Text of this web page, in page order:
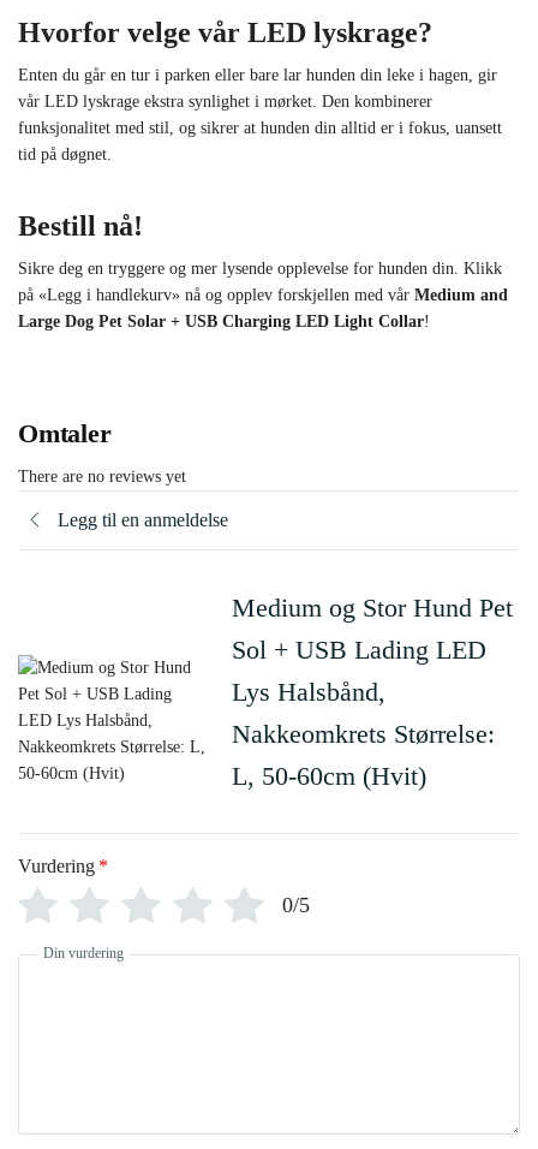
Hvorfor velge vår LED lyskrage?
Enten du går en tur i parken eller bare lar hunden din leke i hagen, gir
vår LED lyskrage ekstra synlighet i mørket. Den kombinerer
funksjonalitet med stil, og sikrer at hunden din alltid er i fokus, uansett
tid på døgnet.
Bestill nå!
Sikre deg en tryggere og mer lysende opplevelse for hunden din. Klikk
på «Legg i handlekurv» nå og opplev forskjellen med vår Medium and
Large Dog Pet Solar + USB Charging LED Light Collar!
Omtaler
There are no reviews yet
Legg til en anmeldelse
Medium og Stor Hund Pet
Sol + USB Lading LED
Lys Halsbånd,
Nakkeomkrets Størrelse:
L, 50-60cm (Hvit)
Vurdering *
0/5
Din vurdering